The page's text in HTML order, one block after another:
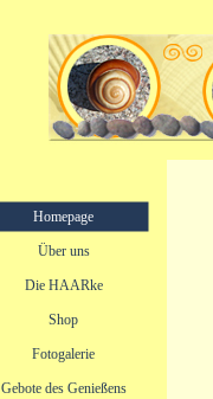
Homepage
Über uns
Die HAARke
Shop
Fotogalerie
Gebote des Genießens